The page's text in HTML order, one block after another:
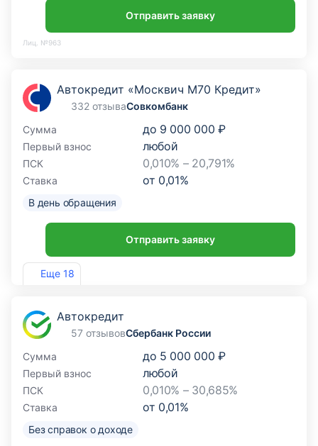
Отправить заявку
Лиц. №963
Еще 18
Автокредит «Москвич М70 Кредит»
332 отзываСовкомбанк
Сумма
до 9 000 000 ₽
Первый взнос любой
ПСК 0,010% – 20,791%
Ставка от 0,01%
В день обращения
Отправить заявку
Лиц. №963
Автокредит
57 отзывовСбербанк России
Сумма
до 5 000 000 ₽
Первый взнос любой
ПСК 0,010% – 30,685%
Ставка от 0,01%
Без справок о доходе